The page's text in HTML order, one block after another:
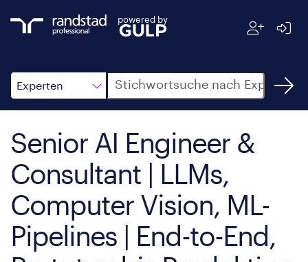
powered by
Experten
Suche
Senior AI Engineer &
Consultant | LLMs,
Computer Vision, ML-
Pipelines | End-to-End,